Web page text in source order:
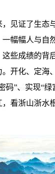
见证了生态
幅幅人与自
些成绩的背
开化、定海
码”、实现“
看浙山浙水